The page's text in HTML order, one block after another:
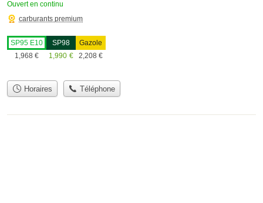
Ouvert en continu
carburants premium
SP95 E10
1,968 €
SP98
1,990 €
Gazole
2,208 €
Horaires Téléphone